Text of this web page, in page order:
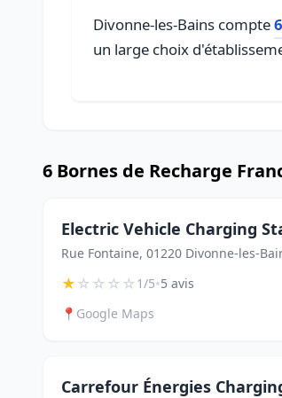
Divonne-les-Bains compte
un large choix
6 Bornes de Recharge
Electric Vehicle Charging
Rue Fontaine, 01220 Divonne-les-
★☆☆☆☆1/5•5 avis
📍 Google Maps
Carrefour Énergies